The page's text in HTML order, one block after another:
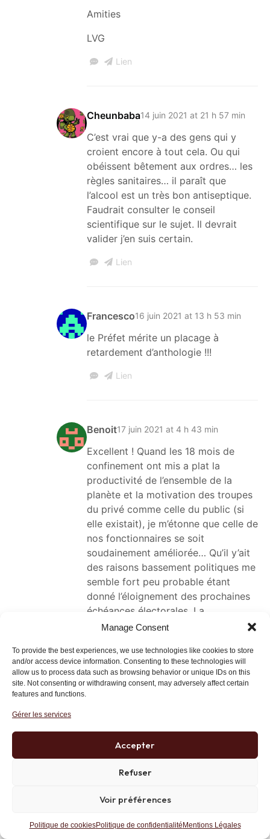
Manage Consent
To provide the best experiences, we use technologies like cookies to store
and/or access device information. Consenting to these technologies will
allow us to process data such as browsing behavior or unique IDs on this
site. Not consenting or withdrawing consent, may adversely affect certain
features and functions.
Gérer les services
Accepter
Refuser
Voir préférences
Politique de cookiesPolitique de confidentialité Mentions Légales
Amities
LVG
Lien
Cheunbaba14 juin 2021 at 21 h 57 min
C’est vrai que y-a des gens qui y
croient encore à tout cela. Ou qui
obéissent bêtement aux ordres… les
règles sanitaires… il paraît que
l’alcool est un très bon antiseptique.
Faudrait consulter le conseil
scientifique sur le sujet. Il devrait
valider j’en suis certain.
Lien
Francesco16 juin 2021 at 13 h 53 min
le Préfet mérite un placage à
retardement d’anthologie !!!
Lien
Benoit17 juin 2021 at 4 h 43 min
Excellent ! Quand les 18 mois de
confinement ont mis a plat la
productivité de l’ensemble de la
planète et la motivation des troupes
du privé comme celle du public (si
elle existait), je m’étonne que celle de
nos fonctionnaires se soit
soudainement améliorée… Qu’il y’ait
des raisons bassement politiques me
semble fort peu probable étant
donné l’éloignement des prochaines
échéances électorales. La
simultanéité de 2 évènements fort
qu’il ne peut s’agir de hazard… Bravo
au BO et a toute l’équipe. Et bravo a
l’IDL. Amitiés.
Répondre Lien